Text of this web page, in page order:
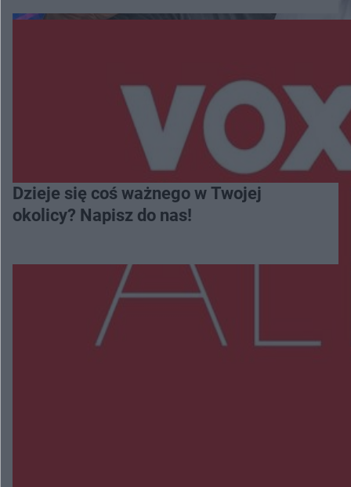
Dzieje się coś ważnego w Twojej
okolicy? Napisz do nas!
Więcej